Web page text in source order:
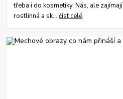
třeba i do kosmetiky. Nás, ale
rostlinná a sk...číst celé